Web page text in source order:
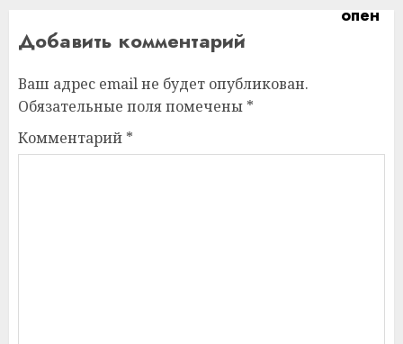
Добавить комментарий
Ваш адрес email не будет опубликован.
Обязательные поля помечены *
Комментарий *